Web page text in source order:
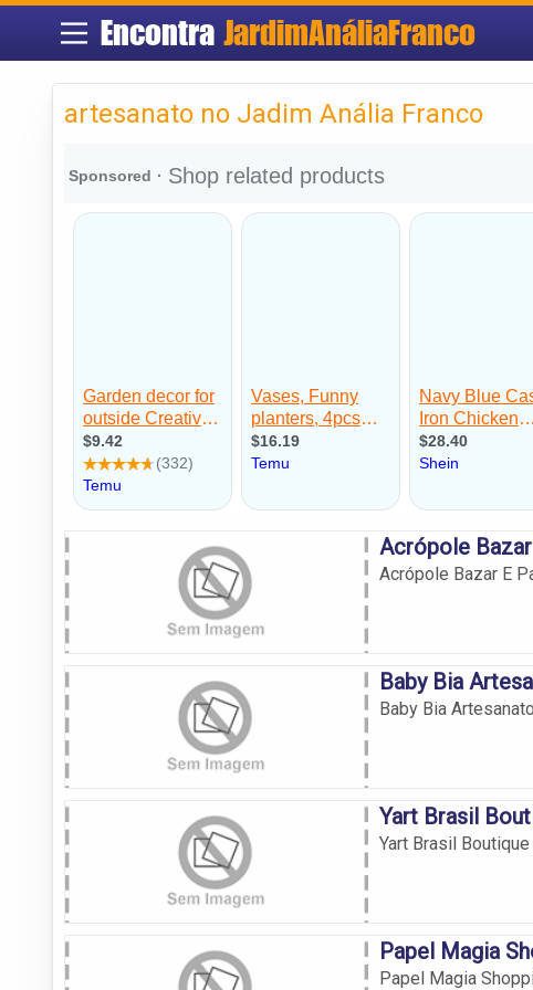
Encontra JardimAnáliaFranco
artesanato no Jadim Anália Franco
Acrópole
Acrópole Bazar E
Baby Bia
Baby Bia Artesanato
Yart Brasil
Yart Brasil
Papel Magia
Papel Magia